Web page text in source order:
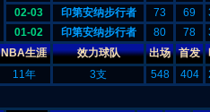
02-03
印第安纳步行者 73 69
01-02
印第安纳步行者 80 78
NBA生涯
效力球队 出场 首发
11年
3支 548 404